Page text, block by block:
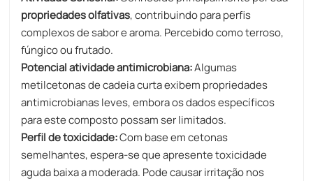
propriedades olfativas, contribuindo para perfis
complexos de sabor e aroma. Percebido como terroso,
fúngico ou frutado.
Potencial atividade antimicrobiana:Algumas
metilcetonas de cadeia curta exibem propriedades
antimicrobianas leves, embora os dados específicos
para este composto possam ser limitados.
Perfil de toxicidade:Com base em cetonas
semelhantes, espera-se que apresente toxicidade
aguda baixa a moderada. Pode causar irritação nos